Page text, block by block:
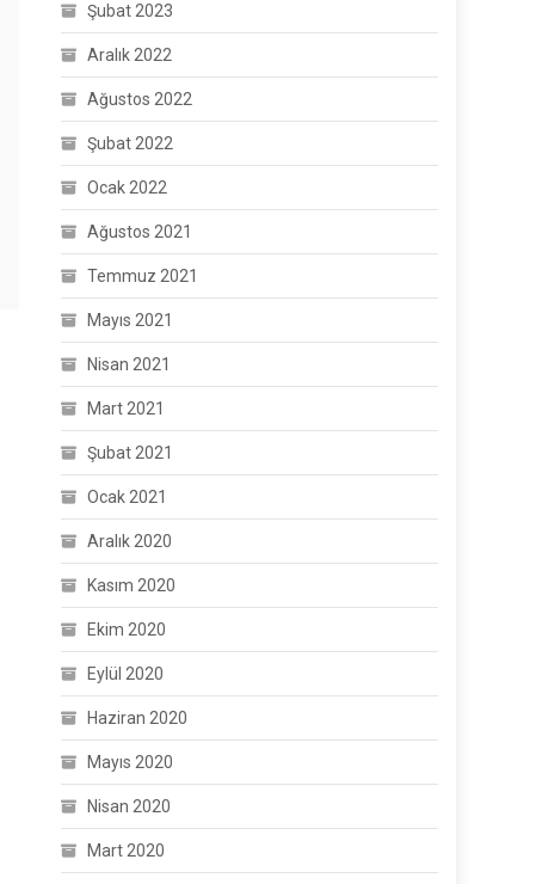
Şubat 2023
Aralık 2022
Ağustos 2022
Şubat 2022
Ocak 2022
Ağustos 2021
Temmuz 2021
Mayıs 2021
Nisan 2021
Mart 2021
Şubat 2021
Ocak 2021
Aralık 2020
Kasım 2020
Ekim 2020
Eylül 2020
Haziran 2020
Mayıs 2020
Nisan 2020
Mart 2020